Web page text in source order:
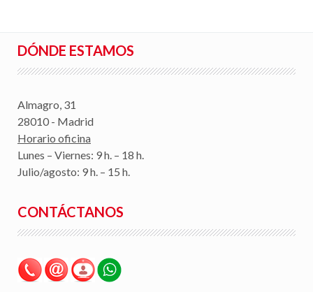
DÓNDE ESTAMOS
Almagro, 31
28010 - Madrid
Horario oficina
Lunes – Viernes: 9 h. – 18 h.
Julio/agosto: 9 h. – 15 h.
CONTÁCTANOS